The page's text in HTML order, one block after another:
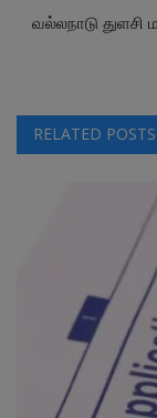
வல்லநாடு துளசி
RELATED POSTS